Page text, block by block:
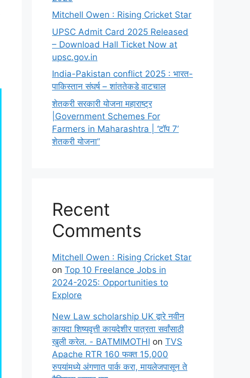
Mitchell Owen : Rising Cricket Star
UPSC Admit Card 2025 Released
– Download Hall Ticket Now at
upsc.gov.in
India-Pakistan conflict 2025 : भारत-
पाकिस्तान संघर्ष – शांततेकडे वाटचाल
शेतकरी सरकारी योजना महाराष्ट्र
|Government Schemes For
Farmers in Maharashtra | ‘टॉप 7’
शेतकरी योजना”
Recent
Comments
Mitchell Owen : Rising Cricket Star
on Top 10 Freelance Jobs in
2024-2025: Opportunities to
Explore
New Law scholarship UK द्वारे नवीन
कायदा शिष्यवृत्ती कायदेशीर पात्रता सर्वांसाठी
खुली करेल. - BATMIMOTHI on TVS
Apache RTR 160 फक्त 15,000
रुपयांमध्ये अंगणात पार्क करा, मायलेजपासून ते